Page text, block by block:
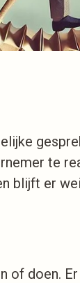
te
blijft er
doen.